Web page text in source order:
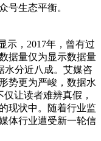
号生态平衡。
，2017年，曾有过
据量仅为显示数据量
水分近八成。艾媒咨
势更为严峻，数据水
让读者难辨真假，
现状中。随着行业监
体行业遭受新一轮信